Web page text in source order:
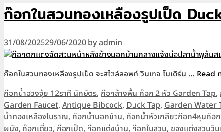
ก๊อกในสวนทองเหลืองรูปเป็ด
31/08/202529/06/2020 byadmin
ก๊อกในสวนทองเหลืองรูปเป็ด จะสไตล์ลอฟท์ วินเทจ โมเดิร์น … Read
Categories
ก๊อกน้ำฮวงจุ้ย 12ราศี นักษัตร, ก๊อกล้างพื้น ก๊อก 2 หัว Garden Tap,
Garden Faucet, Antique Bibcock, Duck Tap, Garden Water
น้ำทองเหลืองโบราณ, ก๊อกน้ำนอกบ้าน, ก๊อกน้ำหัวเกลียวก๊อก4หุนก๊อ
ผนัง, ก๊อกเดี่ยว, ก๊อกเป็ด, ก๊อกแต่งบ้าน, ก๊อกในสวน, ของแต่งสวนวิน